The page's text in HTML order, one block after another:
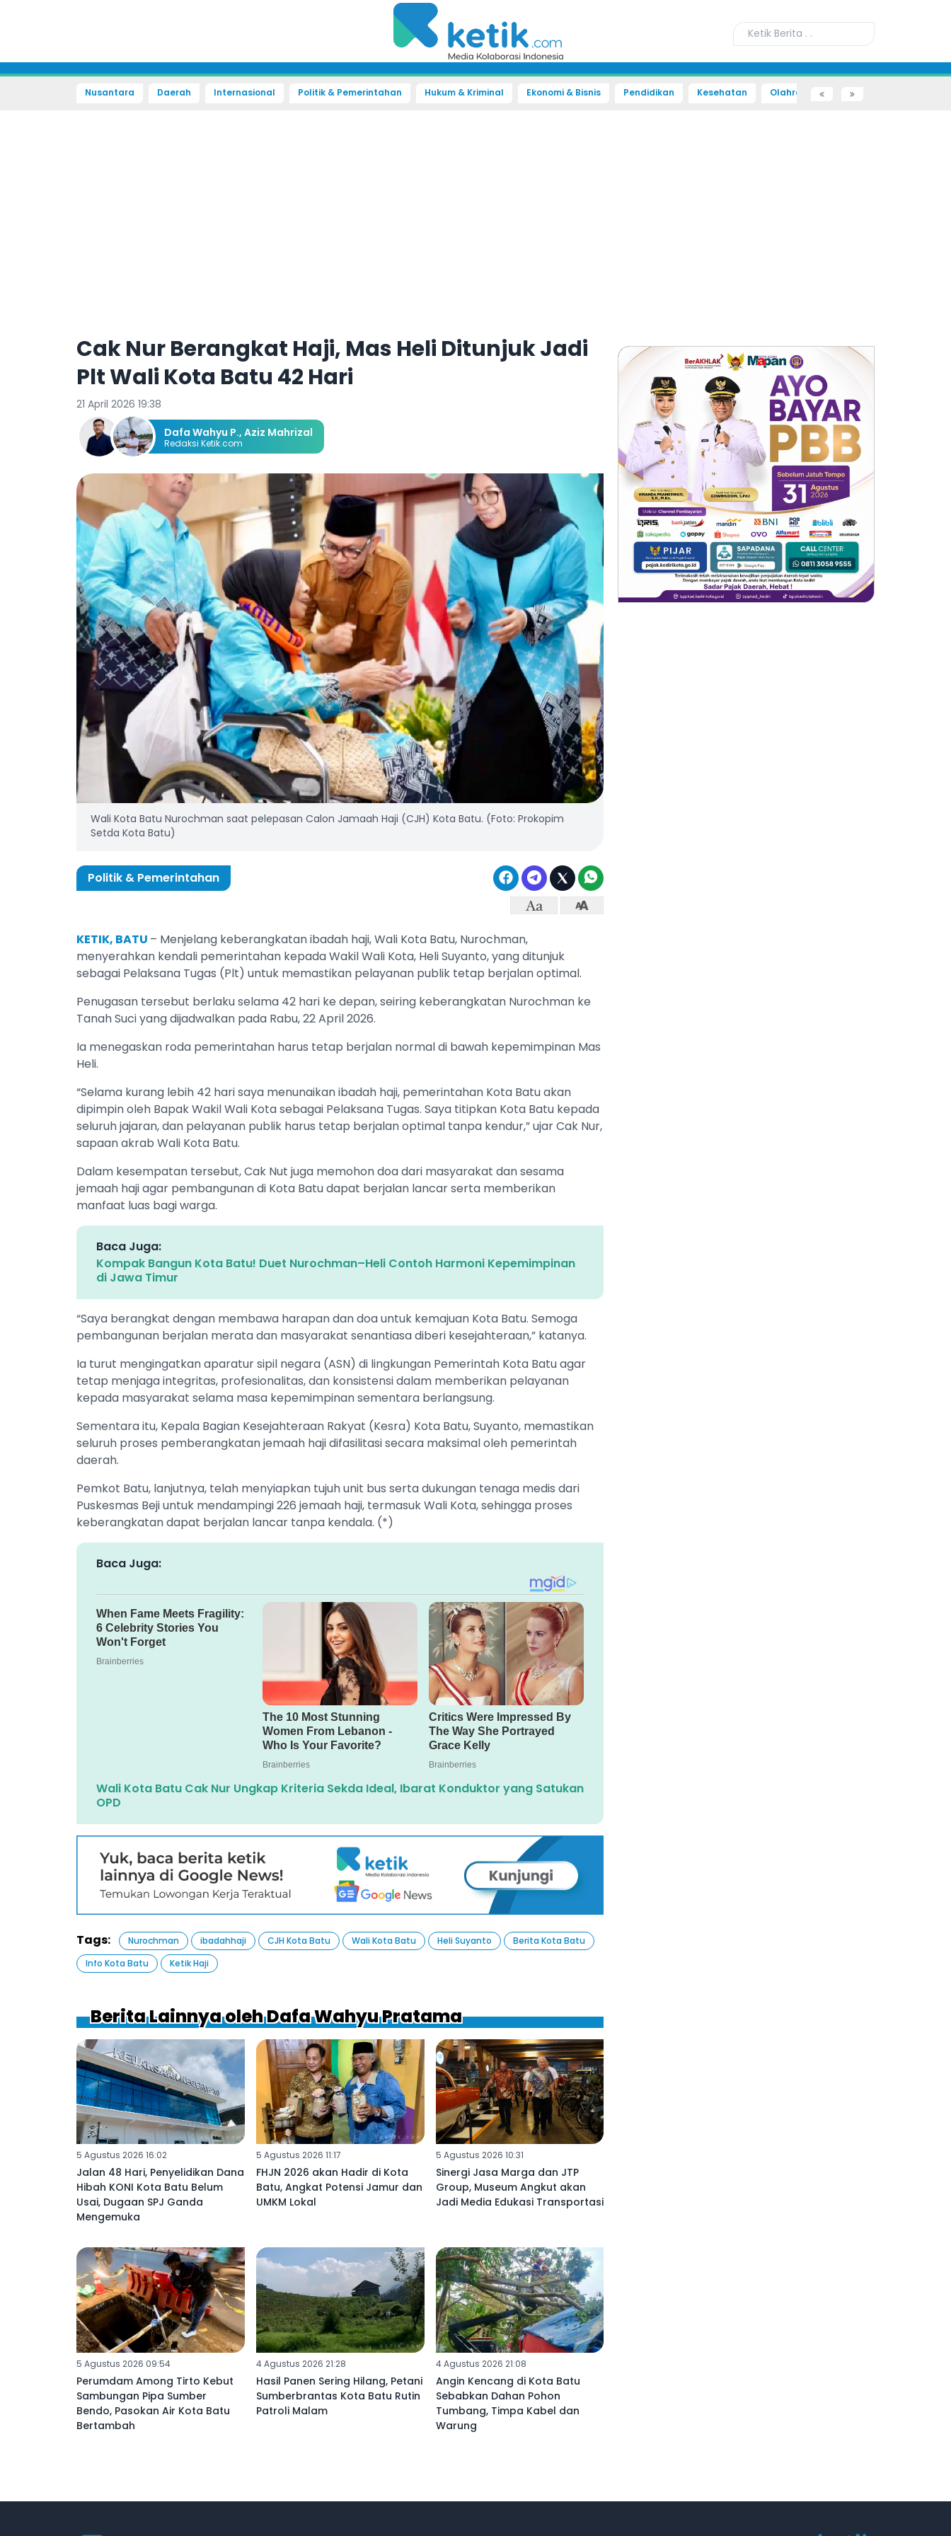
Nusantara Daerah Internasional Politik & Pemerintahan Hukum & Kriminal Ekonomi & Bisnis Pendidikan Kesehatan Olahraga Sains dan Teknologi
Cak Nur Berangkat Haji, Mas Heli Ditunjuk Jadi
Plt Wali Kota Batu 42 Hari
21 April 2026 19:38
Dafa Wahyu P., Aziz Mahrizal
Redaksi Ketik.com
Wali Kota Batu Nurochman saat pelepasan Calon Jamaah Haji (CJH) Kota Batu. (Foto: Prokopim
Setda Kota Batu)
Politik & Pemerintahan
KETIK, BATU – Menjelang keberangkatan ibadah haji, Wali Kota Batu, Nurochman,
menyerahkan kendali pemerintahan kepada Wakil Wali Kota, Heli Suyanto, yang ditunjuk
sebagai Pelaksana Tugas (Plt) untuk memastikan pelayanan publik tetap berjalan optimal.
Penugasan tersebut berlaku selama 42 hari ke depan, seiring keberangkatan Nurochman ke
Tanah Suci yang dijadwalkan pada Rabu, 22 April 2026.
Ia menegaskan roda pemerintahan harus tetap berjalan normal di bawah kepemimpinan Mas
Heli.
“Selama kurang lebih 42 hari saya menunaikan ibadah haji, pemerintahan Kota Batu akan
dipimpin oleh Bapak Wakil Wali Kota sebagai Pelaksana Tugas. Saya titipkan Kota Batu kepada
seluruh jajaran, dan pelayanan publik harus tetap berjalan optimal tanpa kendur,” ujar Cak Nur,
sapaan akrab Wali Kota Batu.
Dalam kesempatan tersebut, Cak Nut juga memohon doa dari masyarakat dan sesama
jemaah haji agar pembangunan di Kota Batu dapat berjalan lancar serta memberikan
manfaat luas bagi warga.
Baca Juga:
Kompak Bangun Kota Batu! Duet Nurochman–Heli Contoh Harmoni Kepemimpinan
di Jawa Timur
“Saya berangkat dengan membawa harapan dan doa untuk kemajuan Kota Batu. Semoga
pembangunan berjalan merata dan masyarakat senantiasa diberi kesejahteraan,” katanya.
Ia turut mengingatkan aparatur sipil negara (ASN) di lingkungan Pemerintah Kota Batu agar
tetap menjaga integritas, profesionalitas, dan konsistensi dalam memberikan pelayanan
kepada masyarakat selama masa kepemimpinan sementara berlangsung.
Sementara itu, Kepala Bagian Kesejahteraan Rakyat (Kesra) Kota Batu, Suyanto, memastikan
seluruh proses pemberangkatan jemaah haji difasilitasi secara maksimal oleh pemerintah
daerah.
Pemkot Batu, lanjutnya, telah menyiapkan tujuh unit bus serta dukungan tenaga medis dari
Puskesmas Beji untuk mendampingi 226 jemaah haji, termasuk Wali Kota, sehingga proses
keberangkatan dapat berjalan lancar tanpa kendala. (*)
Baca Juga:
Wali Kota Batu Cak Nur Ungkap Kriteria Sekda Ideal, Ibarat Konduktor yang Satukan
OPD
Tags: Nurochman ibadahhaji CJH Kota Batu Wali Kota Batu Heli Suyanto
Berita Kota Batu
Info Kota Batu
Ketik Haji
Berita Lainnya oleh Dafa Wahyu Pratama
5 Agustus 2026 16:02
Jalan 48 Hari, Penyelidikan Dana
Hibah KONI Kota Batu Belum
Usai, Dugaan SPJ Ganda
Mengemuka
5 Agustus 2026 11:17
FHJN 2026 akan Hadir di Kota
Batu, Angkat Potensi Jamur dan
UMKM Lokal
5 Agustus 2026 10:31
Sinergi Jasa Marga dan JTP
Group, Museum Angkut akan
Jadi Media Edukasi Transportasi
5 Agustus 2026 09:54
Perumdam Among Tirto Kebut
Sambungan Pipa Sumber
Bendo, Pasokan Air Kota Batu
Bertambah
4 Agustus 2026 21:28
Hasil Panen Sering Hilang, Petani
Sumberbrantas Kota Batu Rutin
Patroli Malam
4 Agustus 2026 21:08
Angin Kencang di Kota Batu
Sebabkan Dahan Pohon
Tumbang, Timpa Kabel dan
Warung